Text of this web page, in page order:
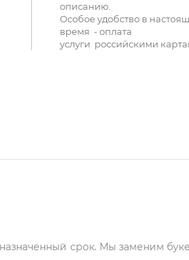
описанию.
Особое удобство в
время - оплата
услуги российскими
срок. Мы заменим